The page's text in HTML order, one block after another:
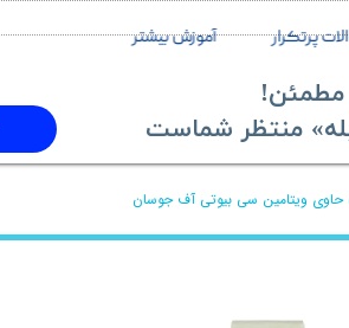
پرتکرار آموزش بیشتر
مطمئن!
منتظر شماست​​​​​​​
حاوی ویتامین سی بیوتی آف جوسان